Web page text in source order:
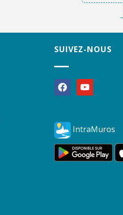
SUIVEZ-NOUS
facebookyoutube
IntraMuros